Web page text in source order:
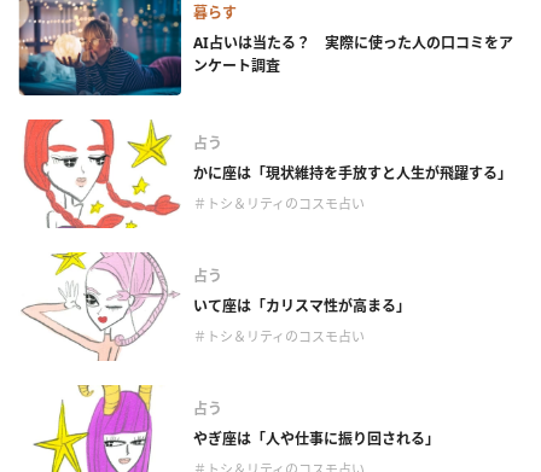
暮らす
AI占いは当たる？ 実際に使った人の口コミをア
ンケート調査
占う
かに座は「現状維持を手放すと人生が飛躍する」
＃トシ＆リティのコスモ占い
占う
いて座は「カリスマ性が高まる」
＃トシ＆リティのコスモ占い
占う
やぎ座は「人や仕事に振り回される」